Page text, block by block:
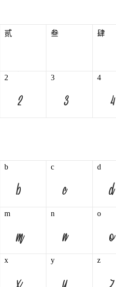
贰 叁 肆
2 3 4
b c d
m n o
x y z